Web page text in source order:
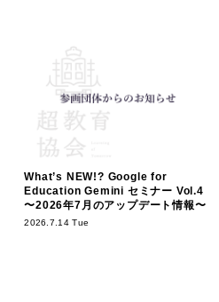
What’s NEW!? Google for
Education Gemini セミナー Vol.4
〜2026年7月のアップデート情報〜
2026.7.14 Tue